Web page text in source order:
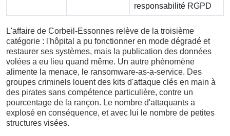
responsabilité RGPD
L'affaire de Corbeil-Essonnes relève de la troisième
catégorie : l'hôpital a pu fonctionner en mode dégradé et
restaurer ses systèmes, mais la publication des données
volées a eu lieu quand même. Un autre phénomène
alimente la menace, le ransomware-as-a-service. Des
groupes criminels louent des kits d'attaque clés en main à
des pirates sans compétence particulière, contre un
pourcentage de la rançon. Le nombre d'attaquants a
explosé en conséquence, et avec lui le nombre de petites
structures visées.